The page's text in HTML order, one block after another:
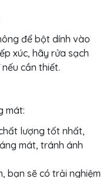
để bột dính vào
xúc, hãy rửa sạch
cần thiết.
mát:
lượng tốt nhất,
mát, tránh ánh
bạn sẽ có trải nghiệm